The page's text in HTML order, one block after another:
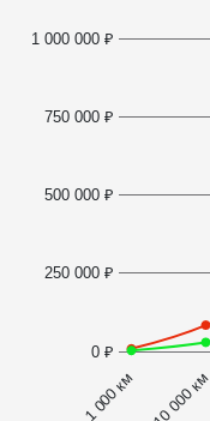
1 000 км 10 000 км
0 ₽
1 000 000 ₽
250 000 ₽
500 000 ₽
750 000 ₽